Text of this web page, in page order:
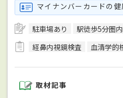
マイナンバーカードの
駐車場あり 駅徒歩5分圏内
経鼻内視鏡検査
血清学的
取材記事